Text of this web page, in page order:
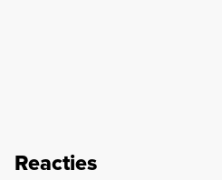
Reacties